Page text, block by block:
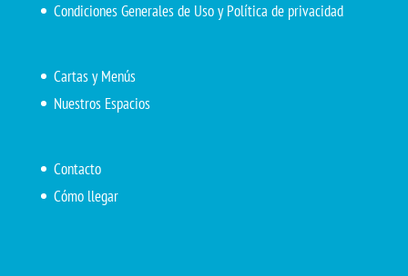
Condiciones Generales de Uso y Política de privacidad
Cartas y Menús
Nuestros Espacios
Contacto
Cómo llegar